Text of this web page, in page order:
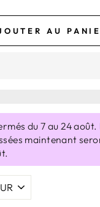
AU
du 7 au 24 août.
maintenant